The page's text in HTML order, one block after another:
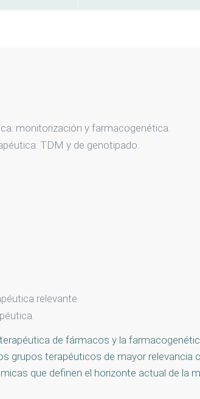
monitorización y farmacogenética.
TDM y de genotipado.
relevante.
de fármacos y la
grupos terapéuticos de mayor relevancia
que definen el horizonte actual de la